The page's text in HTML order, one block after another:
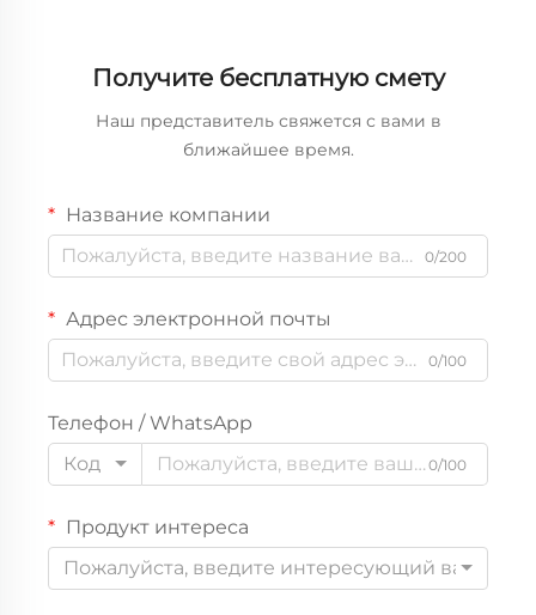
Получите бесплатную смету
Наш представитель свяжется с вами в
ближайшее время.
Название компании
0/200
Адрес электронной почты
0/100
Телефон / WhatsApp
Код
0/100
Продукт интереса
Пожалуйста, введите интересующий вас